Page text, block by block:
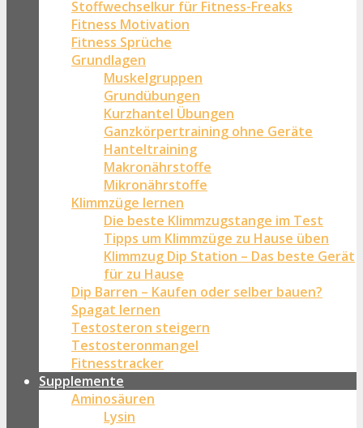
Stoffwechselkur für Fitness-Freaks
Fitness Motivation
Fitness Sprüche
Grundlagen
Muskelgruppen
Grundübungen
Kurzhantel Übungen
Ganzkörpertraining ohne Geräte
Hanteltraining
Makronährstoffe
Mikronährstoffe
Klimmzüge lernen
Die beste Klimmzugstange im Test
Tipps um Klimmzüge zu Hause üben
Klimmzug Dip Station – Das beste Gerät
für zu Hause
Dip Barren – Kaufen oder selber bauen?
Spagat lernen
Testosteron steigern
Testosteronmangel
Fitnesstracker
Supplemente
Aminosäuren
Lysin